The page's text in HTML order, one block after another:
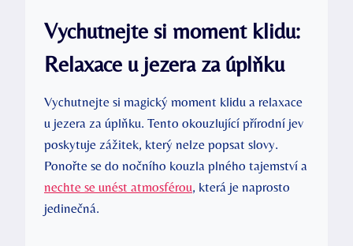
Vychutnejte si moment klidu:
Relaxace u jezera za úplňku
Vychutnejte si magický moment klidu a relaxace
u jezera za úplňku. Tento okouzlující přírodní jev
poskytuje zážitek, který nelze popsat slovy.
Ponořte se do nočního kouzla plného tajemství a
nechte se unést atmosférou, která je naprosto
jedinečná.